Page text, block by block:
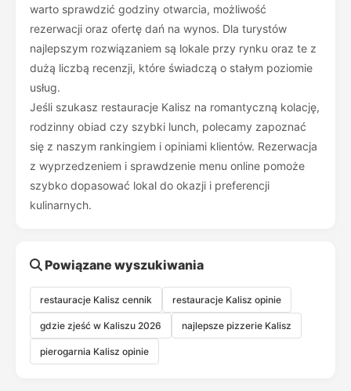
warto sprawdzić godziny otwarcia, możliwość
rezerwacji oraz ofertę dań na wynos. Dla turystów
najlepszym rozwiązaniem są lokale przy rynku oraz te z
dużą liczbą recenzji, które świadczą o stałym poziomie
usług.
Jeśli szukasz restauracje Kalisz na romantyczną kolację,
rodzinny obiad czy szybki lunch, polecamy zapoznać
się z naszym rankingiem i opiniami klientów. Rezerwacja
z wyprzedzeniem i sprawdzenie menu online pomoże
szybko dopasować lokal do okazji i preferencji
kulinarnych.
Powiązane wyszukiwania
restauracje Kalisz cennik restauracje Kalisz opinie
gdzie zjeść w Kaliszu 2026 najlepsze pizzerie Kalisz
pierogarnia Kalisz opinie